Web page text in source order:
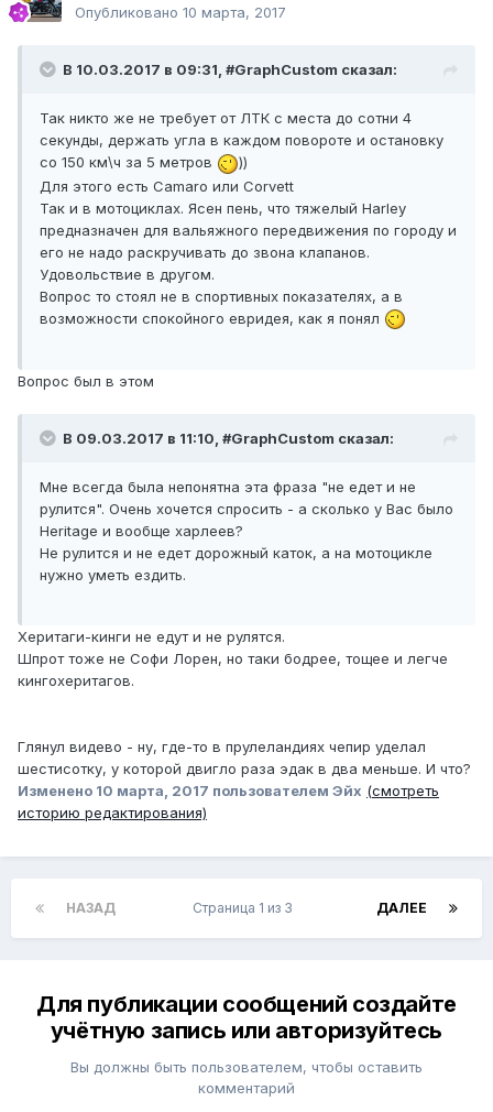
Опубликовано 10 марта, 2017
В 10.03.2017 в 09:31, #GraphCustom сказал:
Так никто же не требует от ЛТК с места до сотни 4
секунды, держать угла в каждом повороте и остановку
со 150 км\ч за 5 метров
))
Для этого есть Camaro или Corvett
Так и в мотоциклах. Ясен пень, что тяжелый Harley
предназначен для вальяжного передвижения по городу и
его не надо раскручивать до звона клапанов.
Удовольствие в другом.
Вопрос то стоял не в спортивных показателях, а в
возможности спокойного евридея, как я понял
Вопрос был в этом
В 09.03.2017 в 11:10, #GraphCustom сказал:
Мне всегда была непонятна эта фраза "не едет и не
рулится". Очень хочется спросить - а сколько у Вас было
Heritage и вообще харлеев?
Не рулится и не едет дорожный каток, а на мотоцикле
нужно уметь ездить.
Херитаги-кинги не едут и не рулятся.
Шпрот тоже не Софи Лорен, но таки бодрее, тощее и легче
кингохеритагов.
Глянул видево - ну, где-то в прулеландиях чепир уделал
шестисотку, у которой двигло раза эдак в два меньше. И что?
Изменено 10 марта, 2017 пользователем Эйх (смотреть
историю редактирования)
НАЗАД ДАЛЕЕ
Страница 1 из 3
Для публикации сообщений создайте
учётную запись или авторизуйтесь
Вы должны быть пользователем, чтобы оставить
комментарий